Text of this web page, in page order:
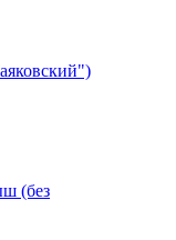
(без